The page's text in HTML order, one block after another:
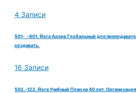
4 Записи
501- .-801. Йога Архив Глобальный для
создавать.
16 Записи
502.-123. Йога Учебный План на 40 лет.